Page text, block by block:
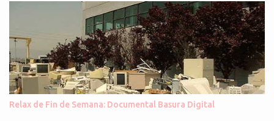
nuestra propia óptica: un punto de vista independiente e
informal.Para festejarlo, se nos ocurrió que estemos todos juntos; y
cuando digo "todos" me refiero a toda la gente que alguna vez
participó en el semanario como panelista, y a ustedes. Por eso se
nos ocurrió la idea de emitir video en vivo. La tarea no fué facil,
hubo que coordinar horarios, preparar el estudio, configurar
muchos programejos y hacer muchas pruebas. ¿El resultado?
Totalmente inesperado. Mas de 200 personas en vivo
Relax de Fin de Semana: Documental Basura Digital